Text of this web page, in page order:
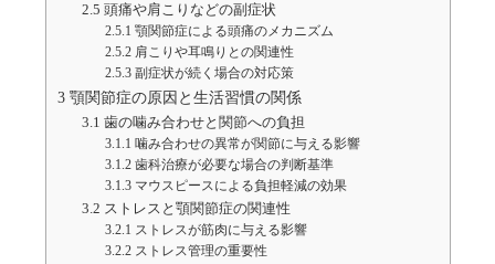
2.5 頭痛や肩こりなどの副症状
2.5.1 顎関節症による頭痛のメカニズム
2.5.2肩こりや耳鳴りとの関連性
2.5.3副症状が続く場合の対応策
3顎関節症の原因と生活習慣の関係
3.1 歯の噛み合わせと関節への負担
3.1.1 噛み合わせの異常が関節に与える影響
3.1.2歯科治療が必要な場合の判断基準
3.1.3マウスピースによる負担軽減の効果
3.2 ストレスと顎関節症の関連性
3.2.1 ストレスが筋肉に与える影響
3.2.2ストレス管理の重要性